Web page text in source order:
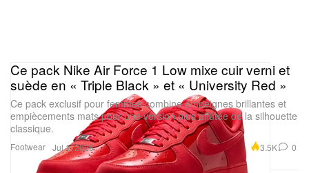
Footwear
Ce pack Nike Air Force 1 Low mixe cuir verni et
suède en « Triple Black » et « University Red »
Ce pack exclusif pour femmes combine empeignes brillantes et
empiècements mats pour une version plus affûtée de la silhouette
classique.
Jul 1, 2026 3.5K 0